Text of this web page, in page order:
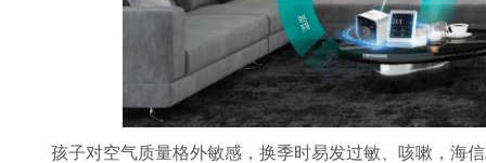
孩子对空气质量格外敏感，换季时易发过敏、咳嗽，海